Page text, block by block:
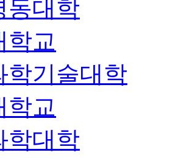
동대학
학교
학기술대학
학교
학대학